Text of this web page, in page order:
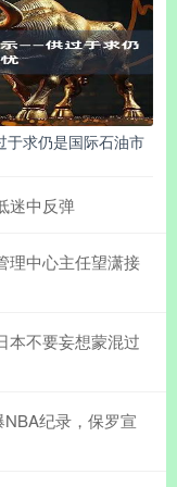
求仍是国际石油市
迷中反弹
理中心主任望潇接
本不要妄想蒙混过
纪录，保罗宣